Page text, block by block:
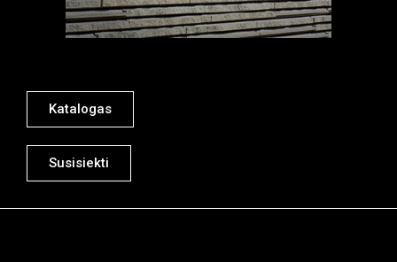
Katalogas
Susisiekti